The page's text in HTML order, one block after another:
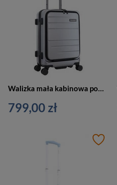
799,00 zł